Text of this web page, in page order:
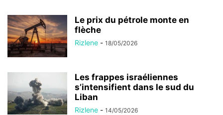
Le prix du pétrole monte en
flèche
Rizlene - 18/05/2026
Les frappes israéliennes
s’intensifient dans le sud du
Liban
Rizlene - 14/05/2026